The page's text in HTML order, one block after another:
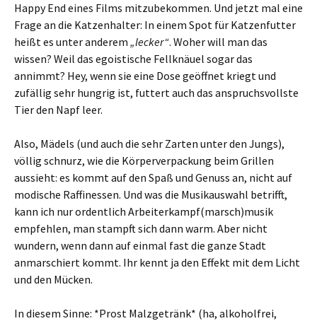
Happy End eines Films mitzubekommen. Und jetzt mal eine
Frage an die Katzenhalter: In einem Spot für Katzenfutter
heißt es unter anderem „lecker“. Woher will man das
wissen? Weil das egoistische Fellknäuel sogar das
annimmt? Hey, wenn sie eine Dose geöffnet kriegt und
zufällig sehr hungrig ist, futtert auch das anspruchsvollste
Tier den Napf leer.
Also, Mädels (und auch die sehr Zarten unter den Jungs),
völlig schnurz, wie die Körperverpackung beim Grillen
aussieht: es kommt auf den Spaß und Genuss an, nicht auf
modische Raffinessen. Und was die Musikauswahl betrifft,
kann ich nur ordentlich Arbeiterkampf(marsch)musik
empfehlen, man stampft sich dann warm. Aber nicht
wundern, wenn dann auf einmal fast die ganze Stadt
anmarschiert kommt. Ihr kennt ja den Effekt mit dem Licht
und den Mücken.
In diesem Sinne: *Prost Malzgetränk* (ha, alkoholfrei,